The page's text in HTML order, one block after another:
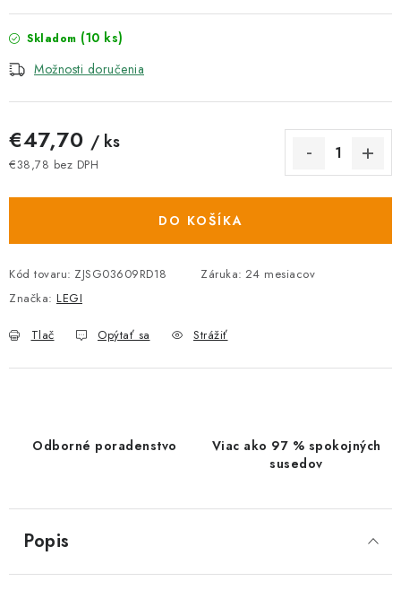
Skladom (10 ks)
Možnosti doručenia
€47,70 / ks
€38,78 bez DPH
DO KOŠÍKA
Kód tovaru: ZJSG03609RD18 Záruka: 24 mesiacov
Značka: LEGI
Tlač Opýtať sa Strážiť
Odborné poradenstvo
Viac ako 97 % spokojných
susedov
Popis